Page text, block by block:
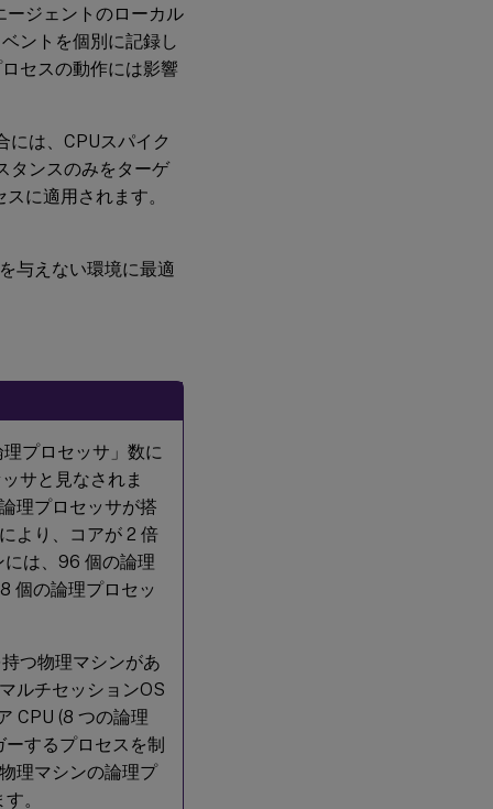
ージェントのローカル
ントを個別に記録し
セスの動作には影響
は、CPUスパイク
タンスのみをターゲ
に適用されます。
与えない環境に最適
プロセッサ」数に
サと見なされま
理プロセッサが搭
より、コアが 2 倍
には、96 個の論理
個の論理プロセッ
つ物理マシンがあ
ルチセッションOS
CPU (8 つの論理
するプロセスを制
理マシンの論理プ
。